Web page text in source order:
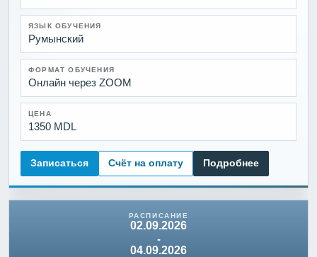
ЯЗЫК ОБУЧЕНИЯ
Румынский
ФОРМАТ ОБУЧЕНИЯ
Онлайн через ZOOM
ЦЕНА
1350 MDL
Записаться Счёт на оплату Подробнее
02.09.2026
-
04.09.2026